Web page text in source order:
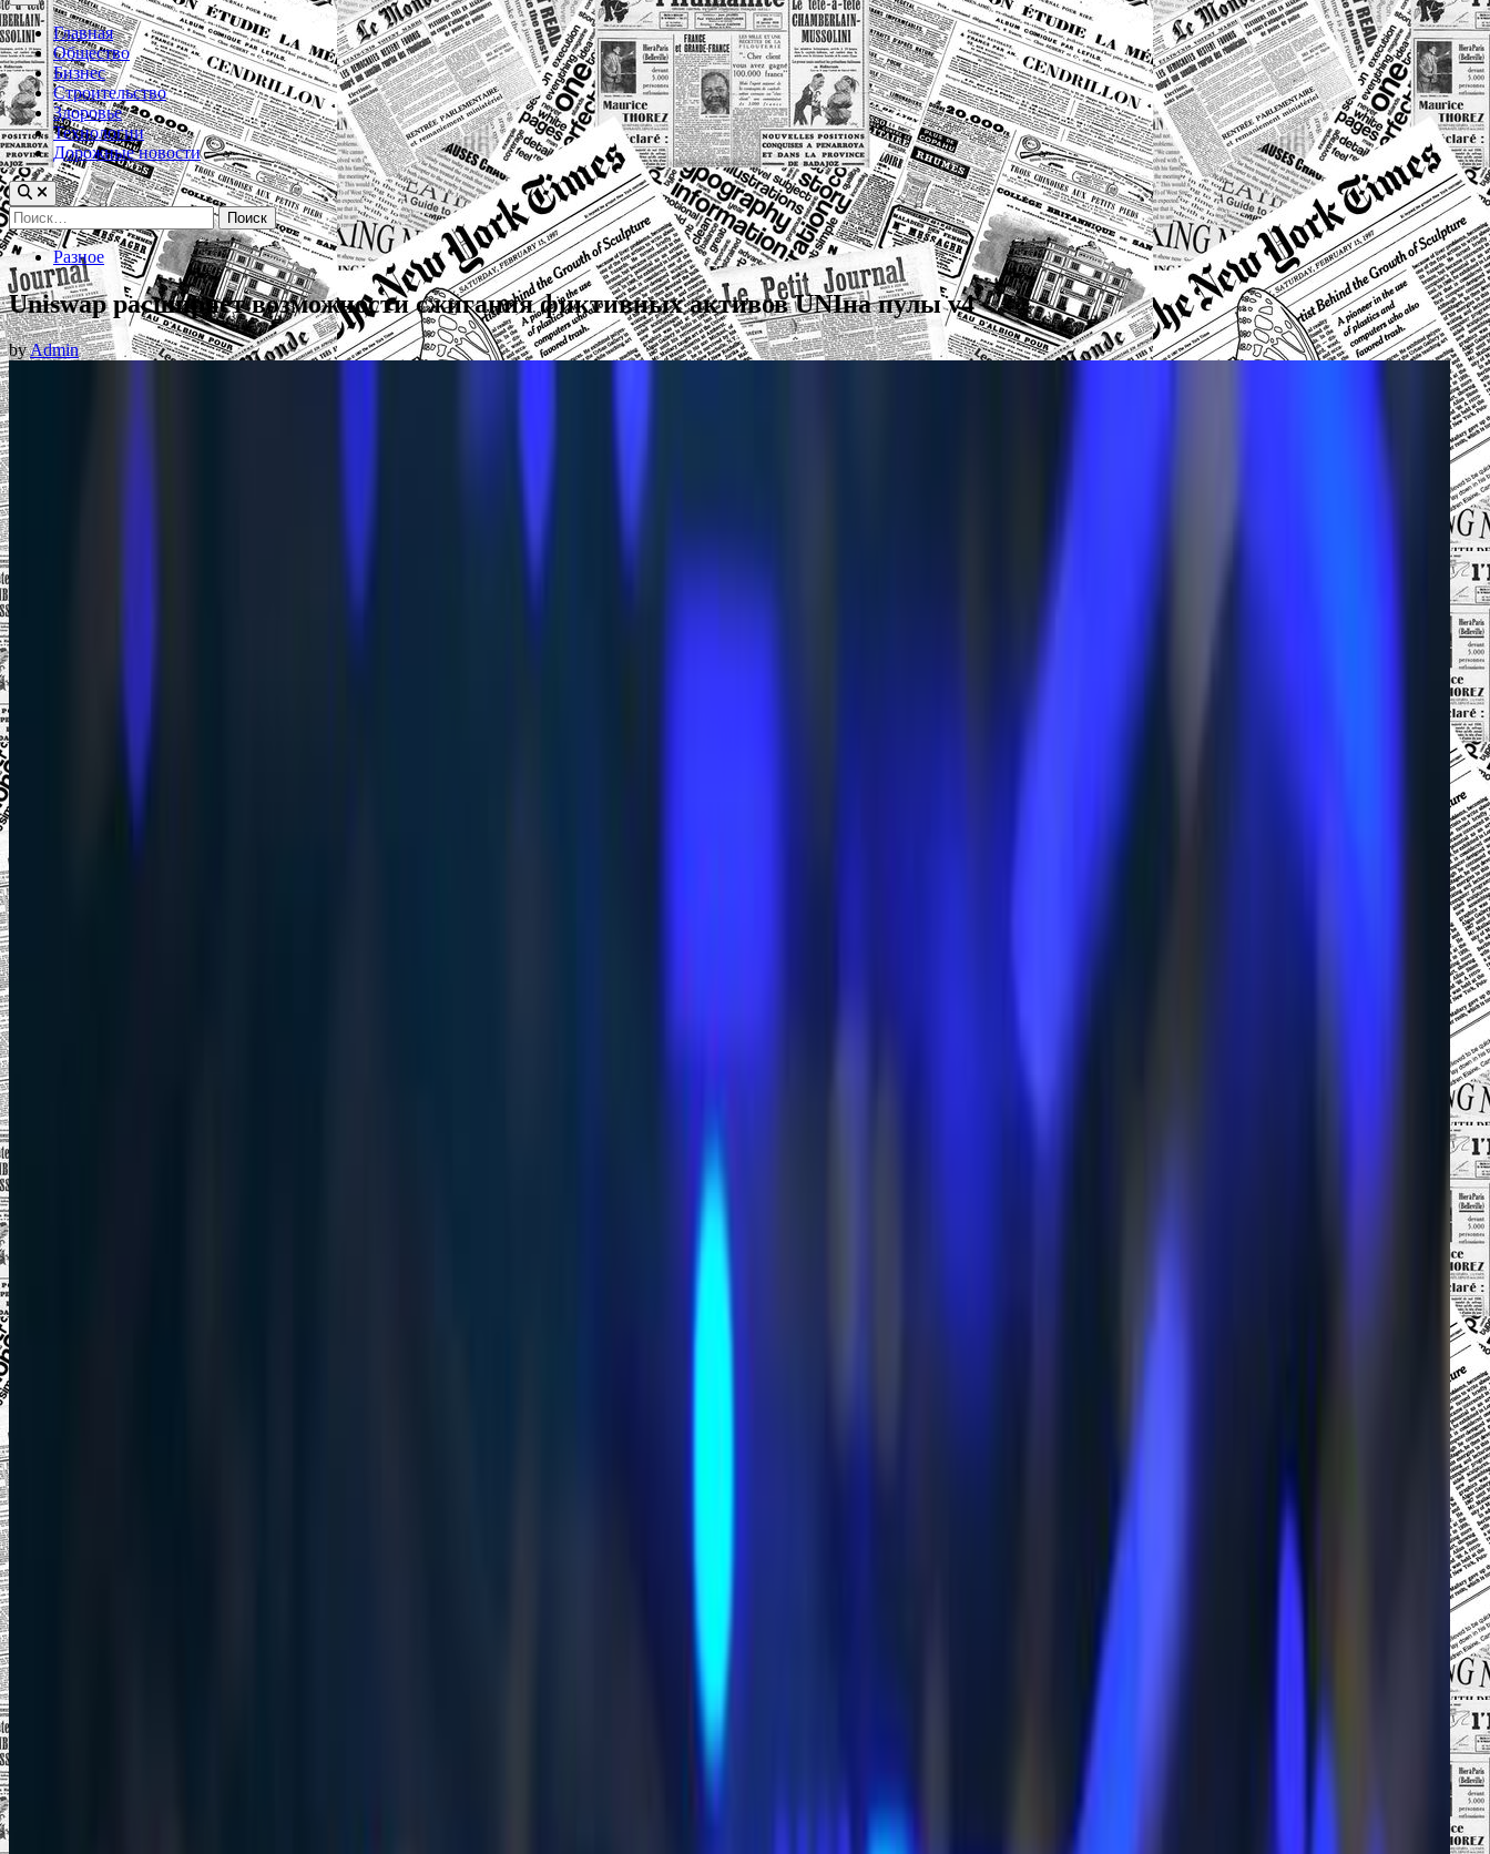
Menu
Главная
Общество
Бизнес
Строительство
Здоровье
Технологии
Дорожные новости
Найти:
Posted
in
Разное
Uniswap расширяет возможности сжигания фиктивных активов UNIна пулы v4
byAdmin